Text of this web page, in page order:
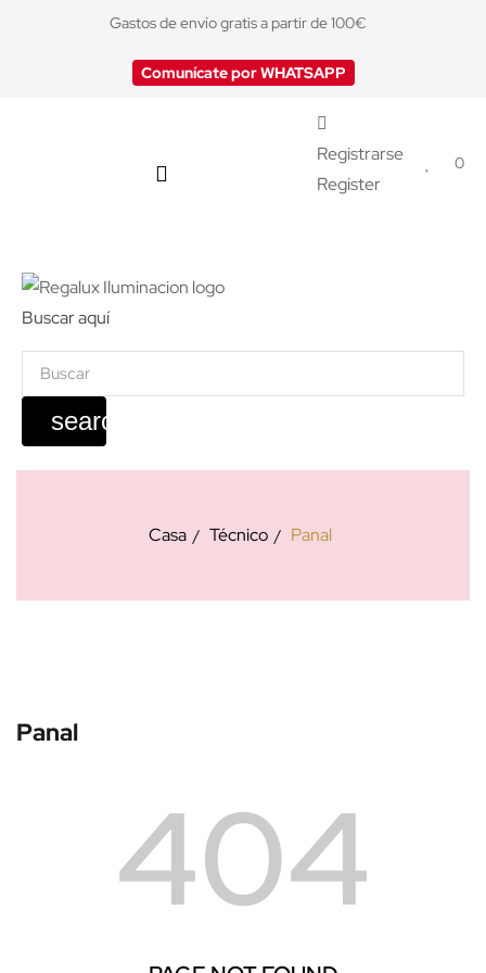
Gastos de envío gratis a partir de 100€
Comunícate por WHATSAPP
Registrarse
Register
0
Buscar aquí
search
Casa Técnico Panal
Panal
404